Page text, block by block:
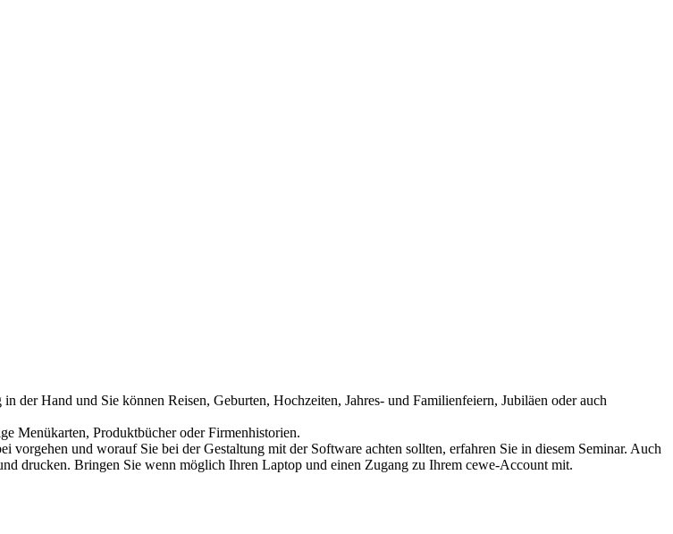
der Hand und Sie können Reisen, Geburten, Hochzeiten, Jahres- und Familienfeiern, Jubiläen oder auch
Menükarten, Produktbücher oder Firmenhistorien.
und worauf Sie bei der Gestaltung mit der Software achten sollten, erfahren Sie in diesem Seminar. Auch
drucken. Bringen Sie wenn möglich Ihren Laptop und einen Zugang zu Ihrem cewe-Account mit.